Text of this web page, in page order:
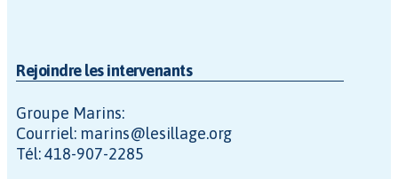
Rejoindre les intervenants
Groupe Marins:
Courriel: marins@lesillage.org
Tél: 418-907-2285